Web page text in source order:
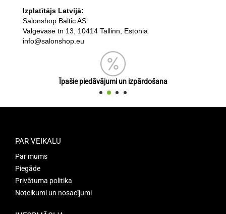
Izplatītājs Latvijā:
Salonshop Baltic AS
Valgevase tn 13, 10414 Tallinn, Estonia
info@salonshop.eu
Īpašie piedāvājumi un izpārdošana
PAR VEIKALU
Par mums
Piegāde
Privātuma politika
Noteikumi un nosacījumi